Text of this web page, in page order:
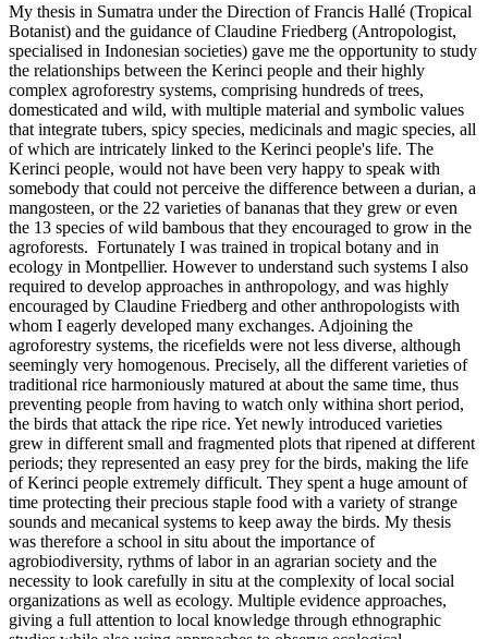
My thesis in Sumatra under the Direction of Francis Hallé (Tropical
Botanist) and the guidance of Claudine Friedberg (Antropologist,
specialised in Indonesian societies) gave me the opportunity to study
the relationships between the Kerinci people and their highly
complex agroforestry systems, comprising hundreds of trees,
domesticated and wild, with multiple material and symbolic values
that integrate tubers, spicy species, medicinals and magic species, all
of which are intricately linked to the Kerinci people's life. The
Kerinci people, would not have been very happy to speak with
somebody that could not perceive the difference between a durian, a
mangosteen, or the 22 varieties of bananas that they grew or even
the 13 species of wild bambous that they encouraged to grow in the
agroforests. Fortunately I was trained in tropical botany and in
ecology in Montpellier. However to understand such systems I also
required to develop approaches in anthropology, and was highly
encouraged by Claudine Friedberg and other anthropologists with
whom I eagerly developed many exchanges. Adjoining the
agroforestry systems, the ricefields were not less diverse, although
seemingly very homogenous. Precisely, all the different varieties of
traditional rice harmoniously matured at about the same time, thus
preventing people from having to watch only withina short period,
the birds that attack the ripe rice. Yet newly introduced varieties
grew in different small and fragmented plots that ripened at different
periods; they represented an easy prey for the birds, making the life
of Kerinci people extremely difficult. They spent a huge amount of
time protecting their precious staple food with a variety of strange
sounds and mecanical systems to keep away the birds. My thesis
was therefore a school in situ about the importance of
agrobiodiversity, rythms of labor in an agrarian society and the
necessity to look carefully in situ at the complexity of local social
organizations as well as ecology. Multiple evidence approaches,
giving a full attention to local knowledge through ethnographic